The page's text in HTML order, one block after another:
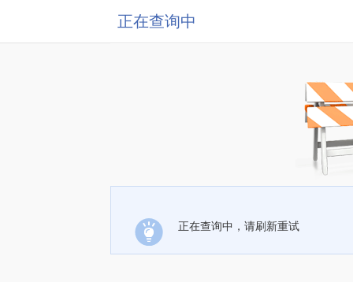
正在查询中
正在查询中，请刷新重试